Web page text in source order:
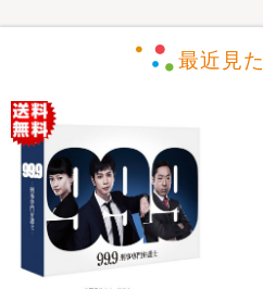
最近見た